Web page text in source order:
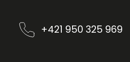
+421 950 325 969